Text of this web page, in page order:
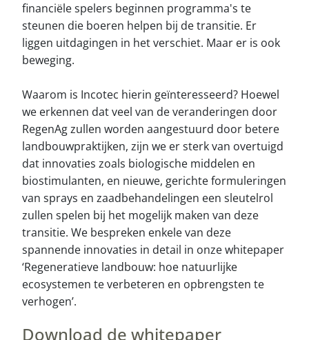
financiële spelers beginnen programma's te
steunen die boeren helpen bij de transitie. Er
liggen uitdagingen in het verschiet. Maar er is ook
beweging.
Waarom is Incotec hierin geïnteresseerd? Hoewel
we erkennen dat veel van de veranderingen door
RegenAg zullen worden aangestuurd door betere
landbouwpraktijken, zijn we er sterk van overtuigd
dat innovaties zoals biologische middelen en
biostimulanten, en nieuwe, gerichte formuleringen
van sprays en zaadbehandelingen een sleutelrol
zullen spelen bij het mogelijk maken van deze
transitie. We bespreken enkele van deze
spannende innovaties in detail in onze whitepaper
‘Regeneratieve landbouw: hoe natuurlijke
ecosystemen te verbeteren en opbrengsten te
verhogen’.
Download de whitepaper